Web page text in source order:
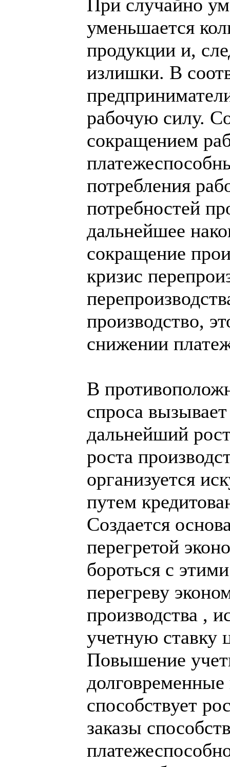
При случайно
уменьшается
продукции и,
излишки. В
рабочую силу.
сокращением
потребления
потребностей
дальнейшее
сокращение
кризис
производство,
снижении
В
спроса
дальнейший
роста
организуется
путем
Создается
перегретой
бороться с
перегреву
производства ,
учетную ставку
Повышение
способствует
заказы